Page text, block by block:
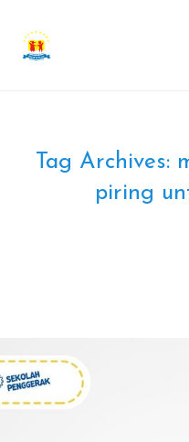
Tag Archives:
piring